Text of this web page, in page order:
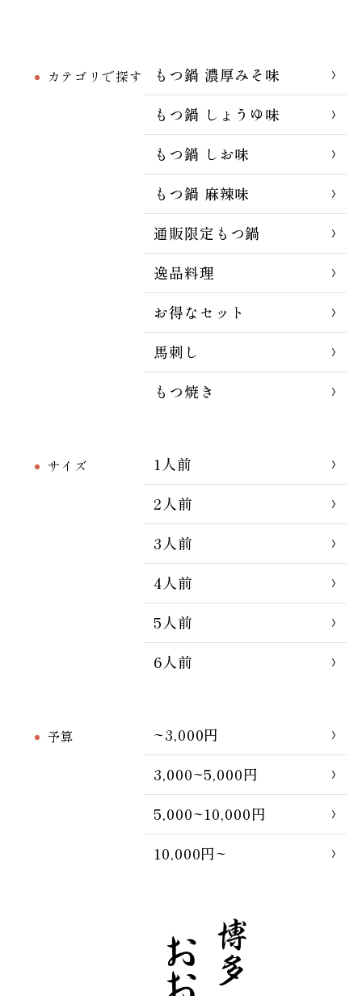
カテゴリで探す
もつ鍋 濃厚みそ味
もつ鍋 しょうゆ味
もつ鍋 しお味
もつ鍋 麻辣味
通販限定もつ鍋
逸品料理
お得なセット
馬刺し
もつ焼き
サイズ
1人前
2人前
3人前
4人前
5人前
6人前
予算
~3,000円
3,000~5,000円
5,000~10,000円
10,000円~